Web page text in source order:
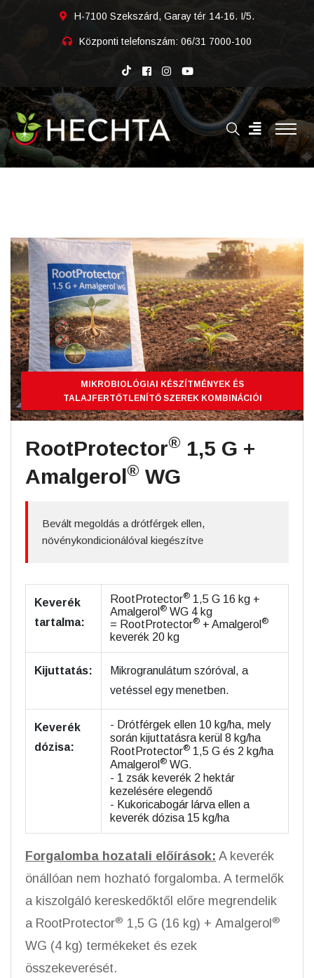
H-7100 Szekszárd, Garay tér 14-16. I/5.
Központi telefonszám: 06/31 7000-100
MIKROBIOLÓGIAI KÉSZÍTMÉNYEK ÉS
TALAJFERTŐTLENÍTŐ SZEREK KOMBINÁCIÓI
RootProtector® 1,5 G +
Amalgerol ® WG
Bevált megoldás a drótférgek ellen,
növénykondicionálóval kiegészítve
Keverék
tartalma:
RootProtector® 1,5 G 16 kg +
Amalgerol ® WG 4 kg
= RootProtector® + Amalgerol ®
keverék 20 kg
Kijuttatás:
Mikrogranulátum szóróval, a
vetéssel egy menetben.
Keverék
dózisa:
- Drótférgek ellen 10 kg/ha, mely
során kijuttatásra kerül 8 kg/ha
RootProtector® 1,5 G és 2 kg/ha
Amalgerol ® WG.
- 1 zsák keverék 2 hektár
kezelésére elegendő
- Kukoricabogár lárva ellen a
keverék dózisa 15 kg/ha
Forgalomba hozatali előírások: A keverék
önállóan nem hozható forgalomba. A termelők
a kiszolgáló kereskedőktől előre megrendelik
a RootProtector® 1,5 G (16 kg) + Amalgerol ®
WG (4 kg) termékeket és ezek
összekeverését.